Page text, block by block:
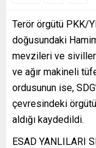
Terör örgütü PKK/
doğusundaki
mevzileri ve
ve ağır makineli
ordusunun ise,
çevresindeki
aldığı kaydedildi.
ESAD YANLILARI